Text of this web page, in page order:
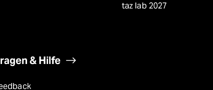
taz lab 2027
& Hilfe